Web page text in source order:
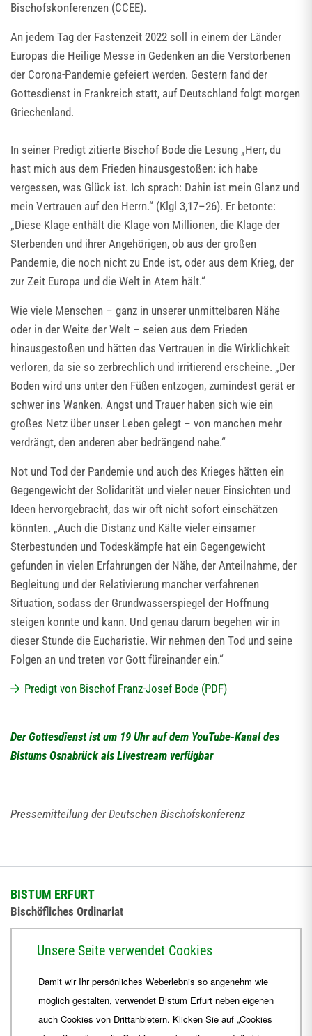
Bischofskonferenzen (CCEE).
An jedem Tag der Fastenzeit 2022 soll in einem der Länder
Europas die Heilige Messe in Gedenken an die Verstorbenen
der Corona-Pandemie gefeiert werden. Gestern fand der
Gottesdienst in Frankreich statt, auf Deutschland folgt morgen
Griechenland.
In seiner Predigt zitierte Bischof Bode die Lesung „Herr, du
hast mich aus dem Frieden hinausgestoßen: ich habe
vergessen, was Glück ist. Ich sprach: Dahin ist mein Glanz und
mein Vertrauen auf den Herrn.“ (Klgl 3,17–26). Er betonte:
„Diese Klage enthält die Klage von Millionen, die Klage der
Sterbenden und ihrer Angehörigen, ob aus der großen
Pandemie, die noch nicht zu Ende ist, oder aus dem Krieg, der
zur Zeit Europa und die Welt in Atem hält.“
Wie viele Menschen – ganz in unserer unmittelbaren Nähe
oder in der Weite der Welt – seien aus dem Frieden
hinausgestoßen und hätten das Vertrauen in die Wirklichkeit
verloren, da sie so zerbrechlich und irritierend erscheine. „Der
Boden wird uns unter den Füßen entzogen, zumindest gerät er
schwer ins Wanken. Angst und Trauer haben sich wie ein
großes Netz über unser Leben gelegt – von manchen mehr
verdrängt, den anderen aber bedrängend nahe.“
Not und Tod der Pandemie und auch des Krieges hätten ein
Gegengewicht der Solidarität und vieler neuer Einsichten und
Ideen hervorgebracht, das wir oft nicht sofort einschätzen
könnten. „Auch die Distanz und Kälte vieler einsamer
Sterbestunden und Todeskämpfe hat ein Gegengewicht
gefunden in vielen Erfahrungen der Nähe, der Anteilnahme, der
Begleitung und der Relativierung mancher verfahrenen
Situation, sodass der Grundwasserspiegel der Hoffnung
steigen konnte und kann. Und genau darum begehen wir in
dieser Stunde die Eucharistie. Wir nehmen den Tod und seine
Folgen an und treten vor Gott füreinander ein.“
Predigt von Bischof Franz-Josef Bode (PDF)
Der Gottesdienst ist um 19 Uhr auf dem YouTube-Kanal des
Bistums Osnabrück als Livestream verfügbar
Pressemitteilung der Deutschen Bischofskonferenz
BISTUM ERFURT
Bischöfliches Ordinariat
+49 361 6572-444
ordinariat Bistum-Erfurt.de
Unsere Seite verwendet Cookies
Damit wir Ihr persönliches Weberlebnis so angenehm wie
möglich gestalten, verwendet Bistum Erfurt neben eigenen
auch Cookies von Drittanbietern. Klicken Sie auf „Cookies